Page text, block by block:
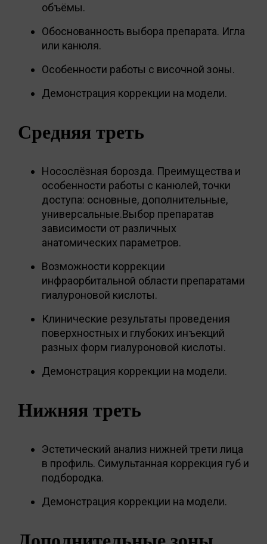
объёмы.
Обоснованность выбора препарата. Игла
или канюля.
Особенности работы с височной зоны.
Демонстрация коррекции на модели.
Средняя треть
Носослёзная борозда. Преимущества и
особенности работы с канюлей, точки
доступа: основные, дополнительные,
универсальные.Выбор препаратав
зависимости от различных
анатомических параметров.
Возможности коррекции
инфраорбитальной области препаратами
гиалуроновой кислоты.
Клинические результаты проведения
поверхностных и глубоких инъекций
разных форм гиалуроновой кислоты.
Демонстрация коррекции на модели.
Нижняя треть
Эстетический анализ нижней трети лица
в профиль. Симультанная коррекция губ и
подбородка.
Демонстрация коррекции на модели.